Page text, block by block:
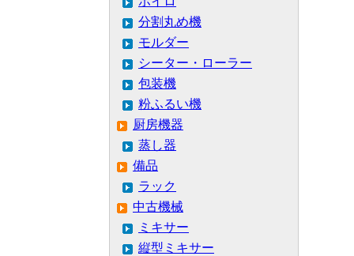
分割丸め機
モルダー
シーター・ローラー
包装機
粉ふるい機
厨房機器
蒸し器
備品
ラック
中古機械
ミキサー
縦型ミキサー